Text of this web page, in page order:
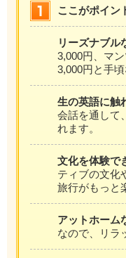
ここがポイン
リーズナブル
3,000円、マ
3,000円と手頃
生の英語に触
会話を通して
れます。
文化を体験で
ティブの文化
旅行がもっと
アットホーム
なので、リラ